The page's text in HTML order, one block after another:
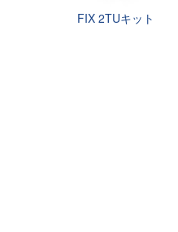
FIX 2TUキット